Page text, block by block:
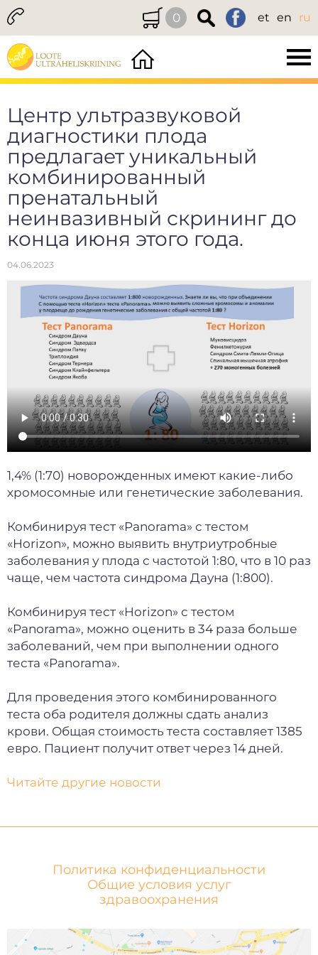
0 et en ru
Центр ультразвуковой
диагностики плода
предлагает уникальный
комбинированный
пренатальный
неинвазивный скрининг до
конца июня этого года.
04.06.2023
1,4% (1:70) новорожденных имеют какие-либо
хромосомные или генетические заболевания.
Комбинируя тест «Panorama» с тестом
«Horizon», можно выявить внутриутробные
заболевания у плода с частотой 1:80, что в 10 раз
чаще, чем частота синдрома Дауна (1:800).
Комбинируя тест «Horizon» с тестом
«Panorama», можно оценить в 34 раза больше
заболеваний, чем при выполнении одного
теста «Panorama».
Для проведения этого комбинированного
теста оба родителя должны сдать анализ
крови. Общая стоимость теста составляет 1385
евро. Пациент получит ответ через 14 дней.
Читайте другие новости
Политика конфиденциальности
Общие условия услуг
здравоохранения